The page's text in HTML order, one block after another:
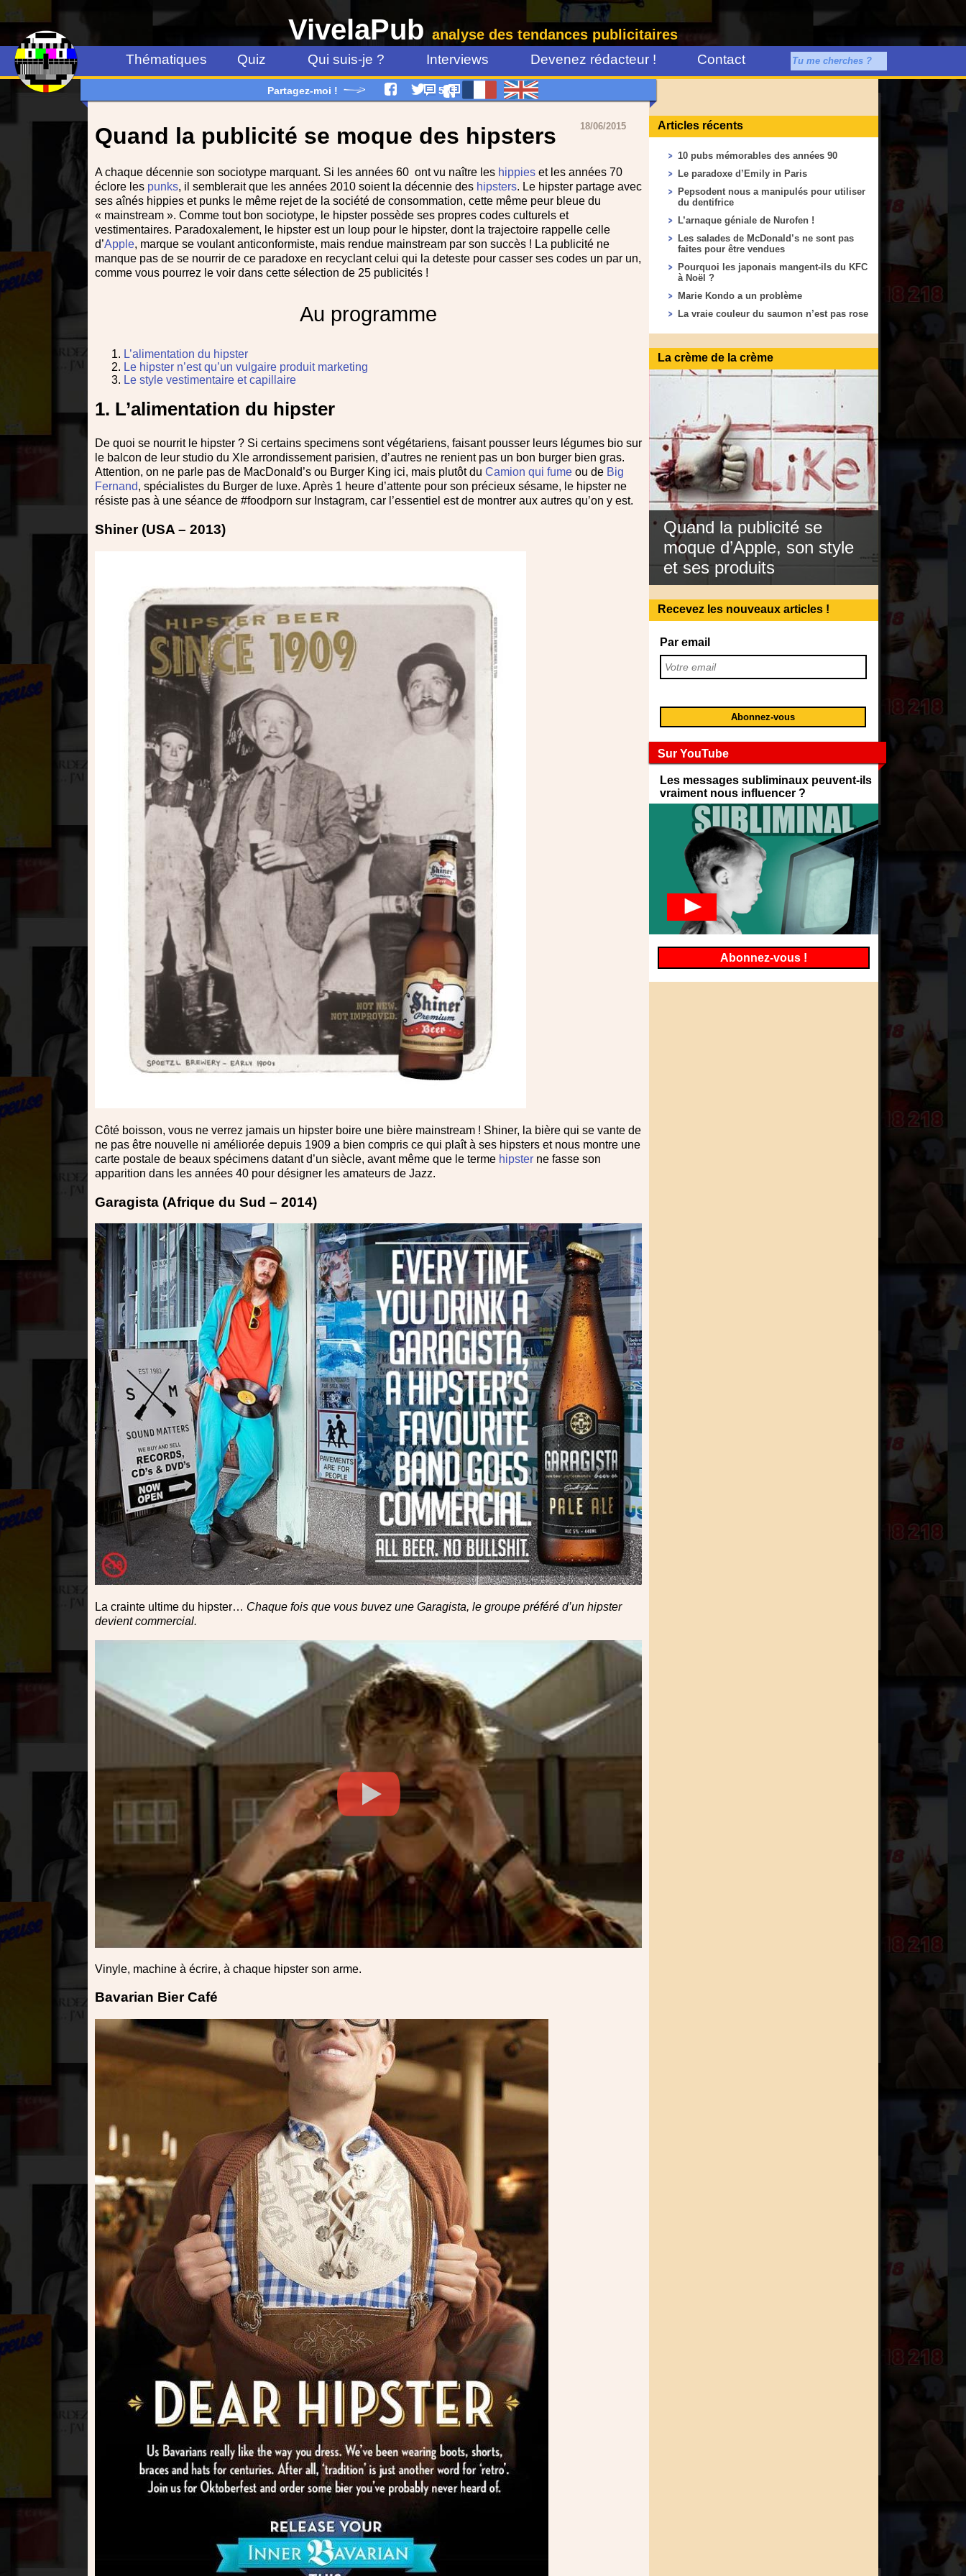
VivelaPub analyse des tendances publicitaires
Thématiques Quiz Qui suis-je ? Interviews Devenez rédacteur ! Contact
Partagez-moi ! 5
18/06/2015
Quand la publicité se moque des hipsters
A chaque décennie son sociotype marquant. Si les années 60 ont vu naître les hippies et les années 70
éclore les punks, il semblerait que les années 2010 soient la décennie des hipsters. Le hipster partage avec
ses aînés hippies et punks le même rejet de la société de consommation, cette même peur bleue du
« mainstream ». Comme tout bon sociotype, le hipster possède ses propres codes culturels et
vestimentaires. Paradoxalement, le hipster est un loup pour le hipster, dont la trajectoire rappelle celle
d’Apple, marque se voulant anticonformiste, mais rendue mainstream par son succès ! La publicité ne
manque pas de se nourrir de ce paradoxe en recyclant celui qui la deteste pour casser ses codes un par un,
comme vous pourrez le voir dans cette sélection de 25 publicités !
Au programme
L’alimentation du hipster
Le hipster n’est qu’un vulgaire produit marketing
Le style vestimentaire et capillaire
1. L’alimentation du hipster
De quoi se nourrit le hipster ? Si certains specimens sont végétariens, faisant pousser leurs légumes bio sur
le balcon de leur studio du XIe arrondissement parisien, d’autres ne renient pas un bon burger bien gras.
Attention, on ne parle pas de MacDonald’s ou Burger King ici, mais plutôt du Camion qui fume ou de Big
Fernand, spécialistes du Burger de luxe. Après 1 heure d’attente pour son précieux sésame, le hipster ne
résiste pas à une séance de #foodporn sur Instagram, car l’essentiel est de montrer aux autres qu’on y est.
Shiner (USA – 2013)
Côté boisson, vous ne verrez jamais un hipster boire une bière mainstream ! Shiner, la bière qui se vante de
ne pas être nouvelle ni améliorée depuis 1909 a bien compris ce qui plaît à ses hipsters et nous montre une
carte postale de beaux spécimens datant d’un siècle, avant même que le terme hipster ne fasse son
apparition dans les années 40 pour désigner les amateurs de Jazz.
Garagista (Afrique du Sud – 2014)
La crainte ultime du hipster… Chaque fois que vous buvez une Garagista, le groupe préféré d’un hipster
devient commercial.
Vinyle, machine à écrire, à chaque hipster son arme.
Bavarian Bier Café
Articles récents
10 pubs mémorables des années 90
Le paradoxe d’Emily in Paris
Pepsodent nous a manipulés pour utiliser
du dentifrice
L’arnaque géniale de Nurofen !
Les salades de McDonald’s ne sont pas
faites pour être vendues
Pourquoi les japonais mangent-ils du KFC
à Noël ?
Marie Kondo a un problème
La vraie couleur du saumon n’est pas rose
La crème de la crème
Quand la publicité se
moque d’Apple, son style
et ses produits
Recevez les nouveaux articles !
Par email
Sur YouTube
Les messages subliminaux peuvent-ils
vraiment nous influencer ?
Abonnez-vous !